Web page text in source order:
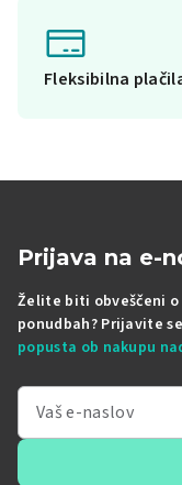
Fleksibilna
Prijava na e-
Želite biti obveščeni
ponudbah? Prijavite
popusta ob nakupu